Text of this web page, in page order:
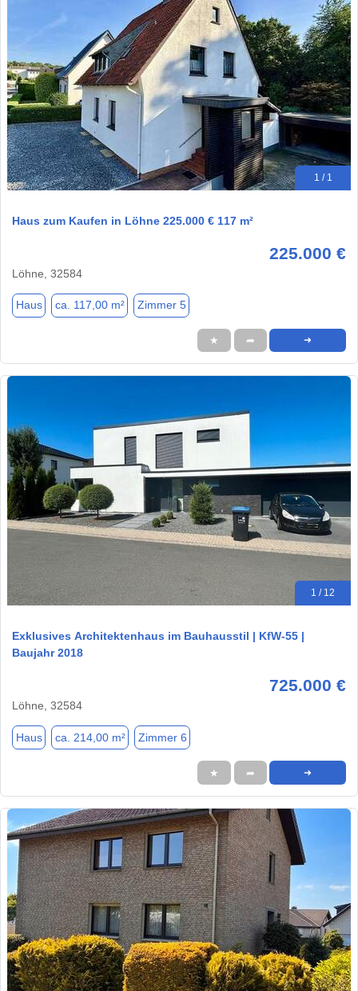
1 / 1
Haus zum Kaufen in Löhne 225.000 € 117 m²
225.000 €
Löhne, 32584
Haus ca. 117,00 m² Zimmer 5
★ ➦ ➜
1 / 12
Exklusives Architektenhaus im Bauhausstil | KfW-55 |
Baujahr 2018
725.000 €
Löhne, 32584
Haus ca. 214,00 m² Zimmer 6
★ ➦ ➜